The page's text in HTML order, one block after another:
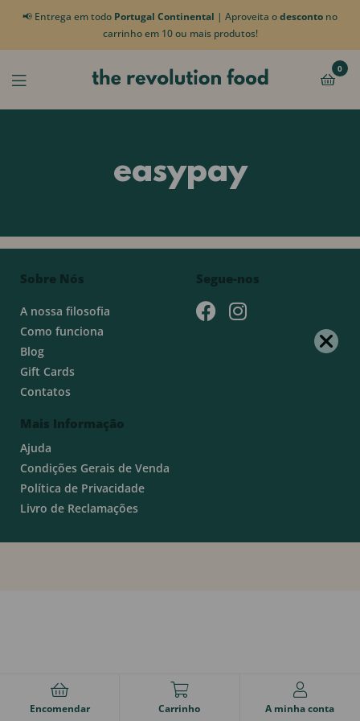
📢 Entrega em todo Portugal Continental | Aproveita odesconto no
carrinho em 10 ou mais produtos!
0
easypay
Sobre Nós
A nossa filosofia
Como funciona
Blog
Gift Cards
Contatos
Mais Informação
Ajuda
Condições Gerais de Venda
Política de Privacidade
Livro de Reclamações
Segue-nos
Encomendar Carrinho A minha conta